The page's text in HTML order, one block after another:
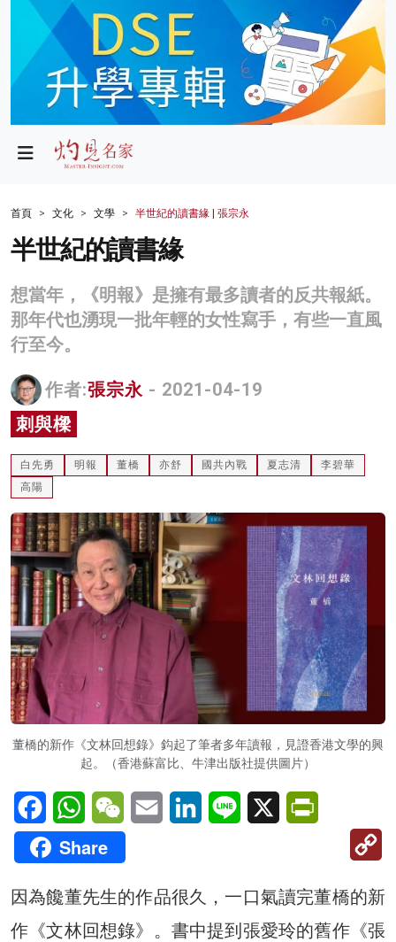
政局
財經
生活
商業
科技
影片
名家榜
灼見活動
關於我們
首頁 文化 文學 半世紀的讀書緣 | 張宗永
半世紀的讀書緣
想當年，《明報》是擁有最多讀者的反共報紙。
那年代也湧現一批年輕的女性寫手，有些一直風
行至今。
作者:張宗永 - 2021-04-19
刺與樑
白先勇 明報 董橋 亦舒 國共內戰 夏志清
李碧華
高陽
董橋的新作《文林回想錄》鈎起了筆者多年讀報，見證香港文學的興
起。（香港蘇富比、牛津出版社提供圖片）
FacebookWhatsAppWeChatEmail LinkedInLine X
Share
因為饞董先生的作品很久，一口氣讀完董橋的新
作《文林回想錄》。書中提到張愛玲的舊作《張